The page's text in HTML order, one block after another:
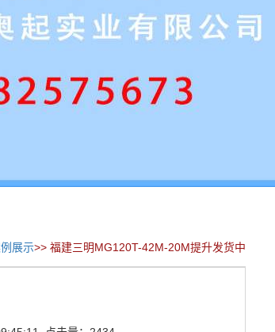
展示>> 福建三明MG120T-42M-20M提升发货中